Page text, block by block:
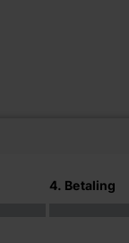
4. Betaling